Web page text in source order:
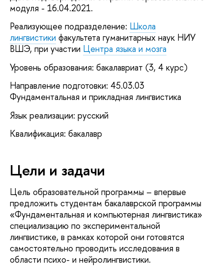
модуля - 16.04.2021.
Реализующее подразделение: Школа
лингвистики факультета гуманитарных наук НИУ
ВШЭ, при участии Центра языка и мозга
Уровень образования: бакалавриат (3, 4 курс)
Направление подготовки: 45.03.03
Фундаментальная и прикладная лингвистика
Язык реализации: русский
Квалификация: бакалавр
Цели и задачи
Цель образовательной программы – впервые
предложить студентам бакалаврской программы
«Фундаментальная и компьютерная лингвистика»
специализацию по экспериментальной
лингвистике, в рамках которой они готовятся
самостоятельно проводить исследования в
области психо- и нейролингвистики.